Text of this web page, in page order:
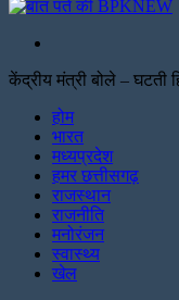
केंद्रीय मंत्री बोले – घटती
होम
भारत
मध्यप्रदेश
हमर छत्तीसगढ़
राजस्थान
राजनीति
मनोरंजन
स्वास्थ्य
खेल